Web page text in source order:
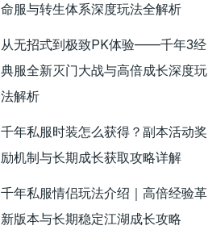
命服与转生体系深度玩法全解析
从无招式到极致PK体验——千年3经
典服全新灭门大战与高倍成长深度玩
法解析
千年私服时装怎么获得？副本活动奖
励机制与长期成长获取攻略详解
千年私服情侣玩法介绍｜高倍经验革
新版本与长期稳定江湖成长攻略